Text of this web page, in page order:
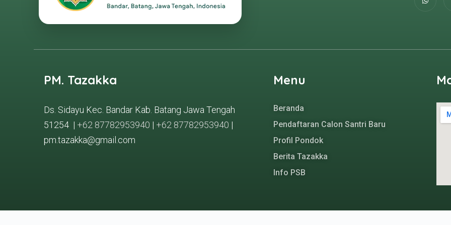
PM. Tazakka
Ds. Sidayu Kec. Bandar Kab. Batang Jawa Tengah
51254 | +62 87782953940 | +62 87782953940 |
pm.tazakka@gmail.com
Menu
Beranda
Pendaftaran Calon Santri Baru
Profil Pondok
Berita Tazakka
Info PSB